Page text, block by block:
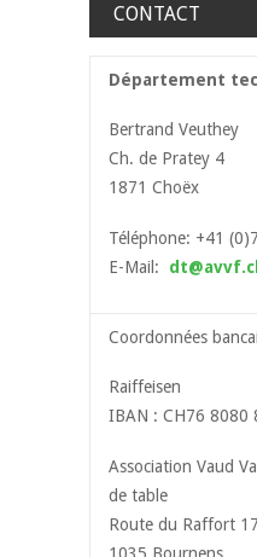
CONTACT
Département
Bertrand Veuthey
Ch. de Pratey 4
1871 Choëx
Téléphone: +41
E-Mail:
Coordonnées
Raiffeisen
IBAN : CH76 8080
Association Vaud
de table
Route du Raffort 17
1035 Bournens